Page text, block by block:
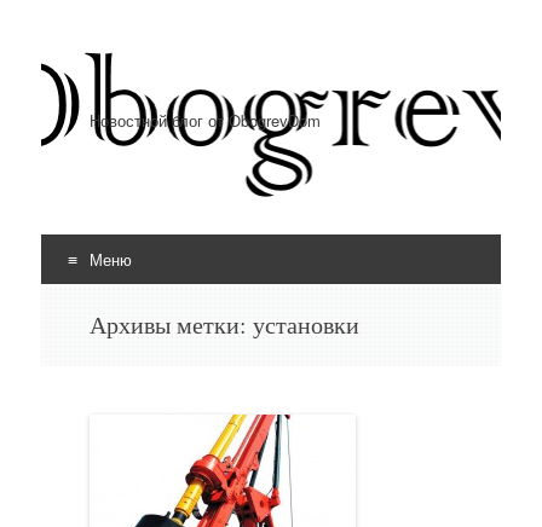
Новостной блог от ObogrevDom
Меню
Архивы метки: установки